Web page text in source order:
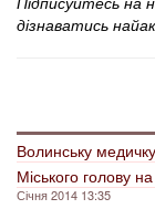
дізнаватись
Волинську
Міського голову
Січня 2014 13:35